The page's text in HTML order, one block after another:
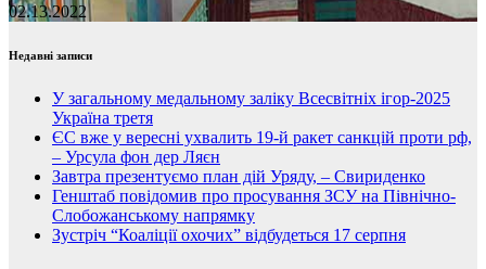
02.13.2022
Недавні записи
У загальному медальному заліку Всесвітніх ігор-2025
Україна третя
ЄС вже у вересні ухвалить 19-й ракет санкцій проти рф,
– Урсула фон дер Ляєн
Завтра презентуємо план дій Уряду, – Свириденко
Генштаб повідомив про просування ЗСУ на Північно-
Слобожанському напрямку
Зустріч “Коаліції охочих” відбудеться 17 серпня